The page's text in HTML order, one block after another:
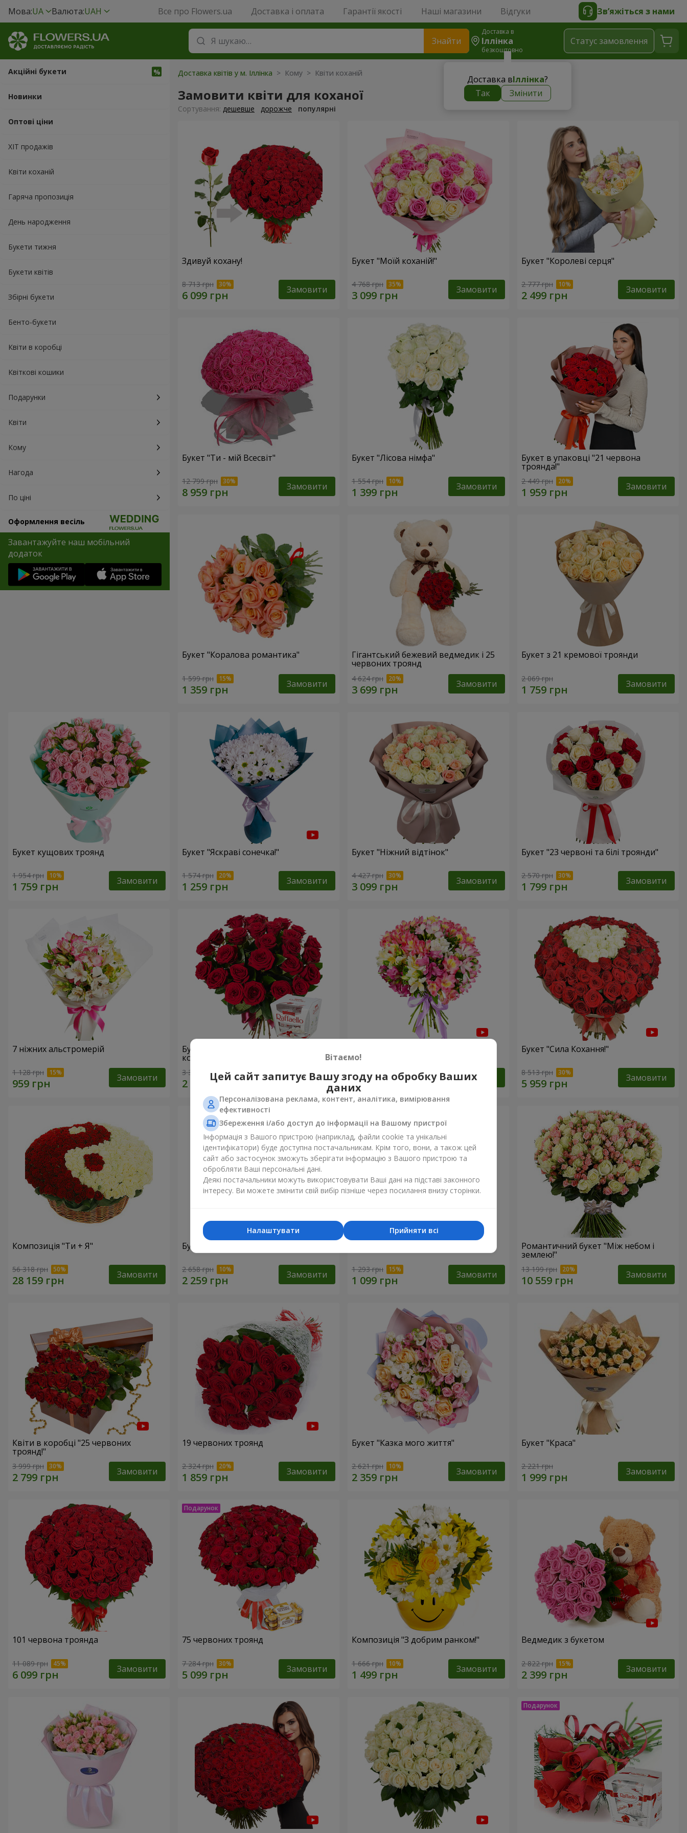
Мова:UA Валюта:UAH Все про Flowers.ua Доставка і оплата Гарантії якості Наші магазини Відгуки Зв’яжіться з нами
Знайти
Доставка в
Іллінка
безкоштовно
Доставка вІллінка?
Так
Змінити
Статус замовлення
Акційні букети
Новинки
Оптові ціни
ХІТ продажів
Квіти коханій
Гаряча пропозиція
День народження
Букети тижня
Букети квітів
Збірні букети
Бенто-букети
Квіти в коробці
Квіткові кошики
Подарунки
Квіти
Кому
Нагода
По ціні
Оформлення весіль
Завантажуйте наш мобільний
додаток
Доставка квітів у м. Іллінка > Кому > Квіти коханій
Замовити квіти для коханої
Сортування: дешевше дорожче популярні
Здивуй кохану!
8 713 грн Замовити
Букет "Моїй коханій!"
4 768 грн Замовити
Букет "Королеві серця"
2 777 грн Замовити
Букет "Ти - мій Всесвіт"
12 799 грн Замовити
Букет "Лісова німфа"
1 554 грн Замовити
Букет в упаковці "21 червона
троянда!"
2 449 грн Замовити
Букет "Коралова романтика"
1 599 грн Замовити
Гігантський бежевий ведмедик і 25
червоних троянд
4 624 грн Замовити
Букет з 21 кремової троянди
2 069 грн Замовити
Букет кущових троянд
1 954 грн Замовити
Букет "Яскраві сонечка!"
1 574 грн Замовити
Букет "Ніжний відтінок"
4 427 грн Замовити
Букет "23 червоні та білі троянди"
2 570 грн Замовити
7 ніжних альстромерій
1 128 грн Замовити
Букет "У День народження, з
коханням!"
3 322 грн Замовити 1 621 грн Замовити
Букет "Сила Кохання!"
8 513 грн Замовити
Композиція "Ти + Я"
56 318 грн Замовити
Букет "У захваті від тебе!"
2 658 грн Замовити 1 293 грн Замовити
Романтичний букет "Між небом і
землею!"
13 199 грн Замовити
Квіти в коробці "25 червоних
троянд!"
3 999 грн Замовити
19 червоних троянд
2 324 грн Замовити
Букет "Казка мого життя"
2 621 грн Замовити
Букет "Краса"
2 221 грн Замовити
101 червона троянда
11 089 грн Замовити
75 червоних троянд
7 284 грн Замовити
Композиція "З добрим ранком!"
1 666 грн Замовити
Ведмедик з букетом
2 822 грн Замовити
Вітаємо!
Цей сайт запитує Вашу згоду на обробку Ваших
даних
Персоналізована реклама, контент, аналітика, вимірювання
ефективності
Збереження і/або доступ до інформації на Вашому пристрої
Інформація з Вашого пристрою (наприклад, файли cookie та унікальні
ідентифікатори) буде доступна постачальникам. Крім того, вони, а також цей
сайт або застосунок зможуть зберігати інформацію з Вашого пристрою та
обробляти Ваші персональні дані.
Деякі постачальники можуть використовувати Ваші дані на підставі законного
інтересу. Ви можете змінити свій вибір пізніше через посилання внизу сторінки.
Прийняти всі
Налаштувати